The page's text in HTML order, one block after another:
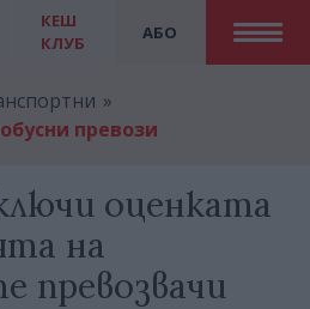
АБО
КЕШ
КЛУБ
превози
оценката
на
превозвачи